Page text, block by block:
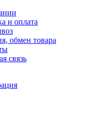
и оплата
обмен товара
связь